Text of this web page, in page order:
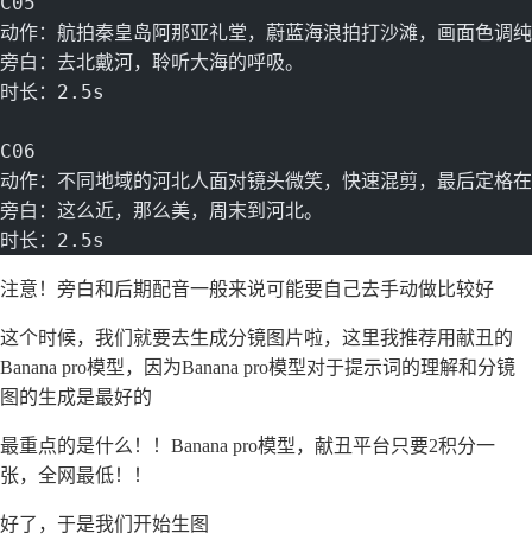
动作：航拍秦皇岛阿那亚礼堂，蔚蓝海浪拍打沙滩，画面色调
旁白：去北戴河，聆听大海的呼吸。
时长：2.5s
C06
动作：不同地域的河北人面对镜头微笑，快速混剪，最后定格
旁白：这么近，那么美，周末到河北。
时长：2.5s
注意！旁白和后期配音一般来说可能要自己去手动做比较好
这个时候，我们就要去生成分镜图片啦，这里我推荐用献丑的
Banana pro模型，因为Banana pro模型对于提示词的理解和分镜
图的生成是最好的
最重点的是什么！！Banana pro模型，献丑平台只要2积分一
张，全网最低！！
好了，于是我们开始生图